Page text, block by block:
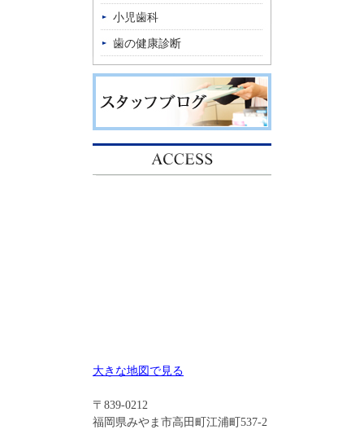
小児歯科
歯の健康診断
大きな地図で見る
〒839-0212
福岡県みやま市高田町江浦町537-2